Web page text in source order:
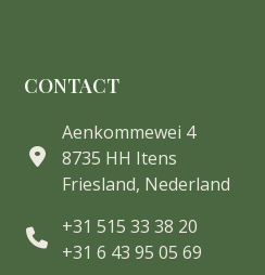
CONTACT
Aenkommewei 4
8735 HH Itens
Friesland, Nederland
+31 515 33 38 20
+31 6 43 95 05 69